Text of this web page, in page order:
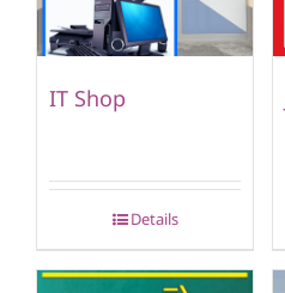
IT Shop
Details